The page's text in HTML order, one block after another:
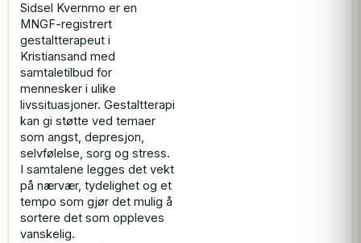
Sidsel Kvernmo er en
MNGF-registrert
gestaltterapeut i
Kristiansand med
samtaletilbud for
mennesker i ulike
livssituasjoner. Gestaltterapi
kan gi støtte ved temaer
som angst, depresjon,
selvfølelse, sorg og stress.
I samtalene legges det vekt
på nærvær, tydelighet og et
tempo som gjør det mulig å
sortere det som oppleves
vanskelig.